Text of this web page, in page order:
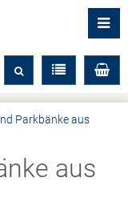
Parkbänke aus
aus